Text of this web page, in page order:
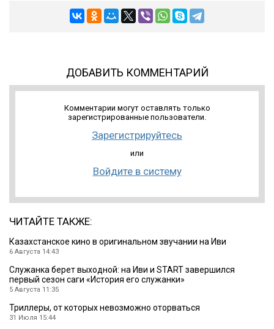
ДОБАВИТЬ КОММЕНТАРИЙ
Комментарии могут оставлять только
зарегистрированные пользователи.
Зарегистрируйтесь
или
Войдите в систему
ЧИТАЙТЕ ТАКЖЕ:
Казахстанское кино в оригинальном звучании на Иви
6 Августа 14:43
Служанка берет выходной: на Иви и START завершился
первый сезон саги «История его служанки»
5 Августа 11:35
Триллеры, от которых невозможно оторваться
31 Июля 15:44